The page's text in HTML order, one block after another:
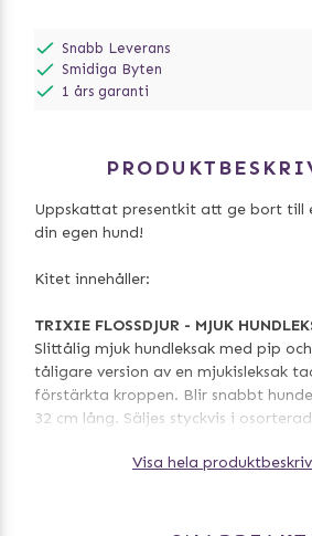
Snabb Leverans
Smidiga Byten
1 års garanti
Uppskattat presentkit att ge bort till
din egen hund!
Kitet innehåller:
TRIXIE FLOSSDJUR - MJUK
Slittålig mjuk hundleksak med pip
tåligare version av en mjukisleksak
förstärkta kroppen. Blir snabbt
32 cm lång. Säljes styckvis i
PREMIO FÅGELPATÉ TUB 110 G
Visa hela